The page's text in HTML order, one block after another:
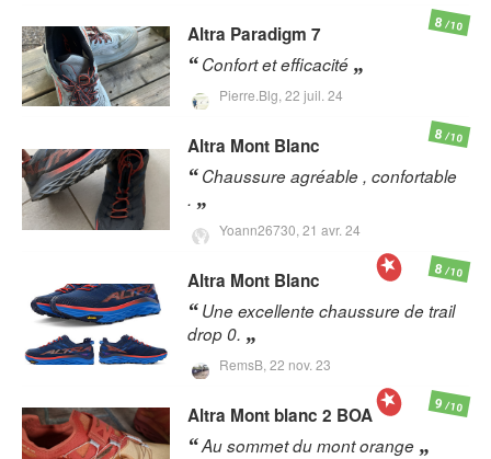
Altra Paradigm 7
Confort et efficacité
Pierre.Blg, 22 juil. 24
8/10
Altra Mont Blanc
Chaussure agréable , confortable
.
Yoann26730, 21 avr. 24
8/10
Altra Mont Blanc
Une excellente chaussure de trail
drop 0.
RemsB, 22 nov. 23
8/10
Altra Mont blanc 2 BOA
Au sommet du mont orange
9/10